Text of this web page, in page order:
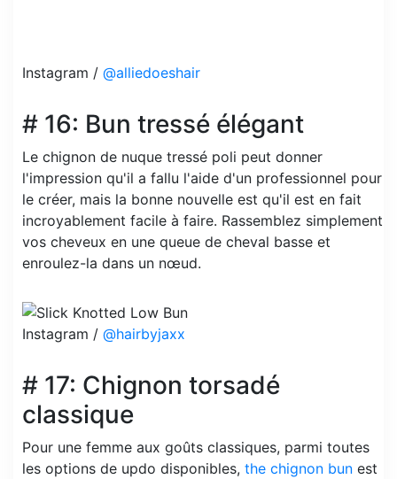
Instagram / @alliedoeshair
# 16: Bun tressé élégant
Le chignon de nuque tressé poli peut donner
l'impression qu'il a fallu l'aide d'un professionnel pour
le créer, mais la bonne nouvelle est qu'il est en fait
incroyablement facile à faire. Rassemblez simplement
vos cheveux en une queue de cheval basse et
enroulez-la dans un nœud.
Instagram / @hairbyjaxx
# 17: Chignon torsadé
classique
Pour une femme aux goûts classiques, parmi toutes
les options de updo disponibles, the chignon bun est